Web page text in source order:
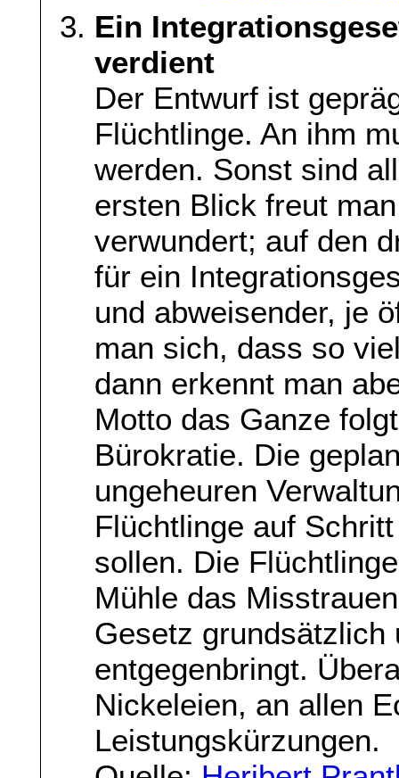
Ein
verdient
Der Entwurf ist
Flüchtlinge. An ihm
werden. Sonst sind
ersten Blick freut
verwundert; auf den
für ein
und abweisender, je
man sich, dass so
dann erkennt man
Motto das Ganze
Bürokratie. Die
ungeheuren
Flüchtlinge auf
sollen. Die
Mühle das
Gesetz grundsätzlich
entgegenbringt.
Nickeleien, an allen
Leistungskürzungen.